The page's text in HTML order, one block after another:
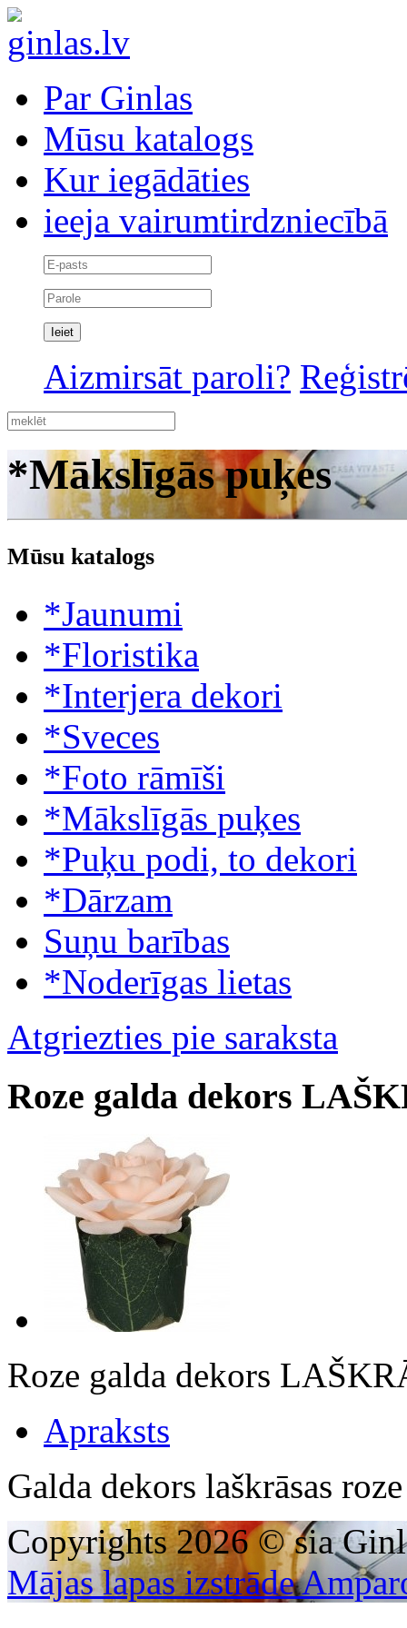
Par Ginlas
Mūsu katalogs
Kur iegādāties
ieeja vairumtirdzniecībā
Aizmirsāt paroli?
*Mākslīgās puķes
Mūsu katalogs
*Jaunumi
*Floristika
*Interjera dekori
*Sveces
*Foto rāmīši
*Mākslīgās puķes
*Puķu podi, to dekori
*Dārzam
Suņu barības
*Noderīgas lietas
Atgriezties pie saraksta
Roze galda dekors
Roze galda dekors
Apraksts
Galda dekors laškrāsas
Copyrights 2026 © sia
Mājas lapas izstrāde